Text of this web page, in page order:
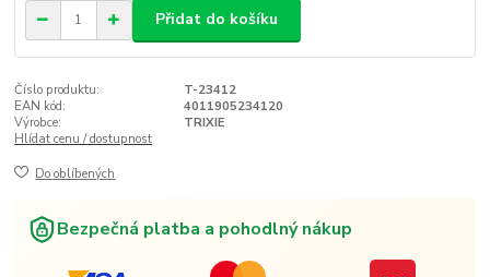
Přidat do košíku
Číslo produktu:
T-23412
EAN kód:
4011905234120
Výrobce:
TRIXIE
Hlídat cenu / dostupnost
Do oblíbených
Bezpečná platba a pohodlný nákup